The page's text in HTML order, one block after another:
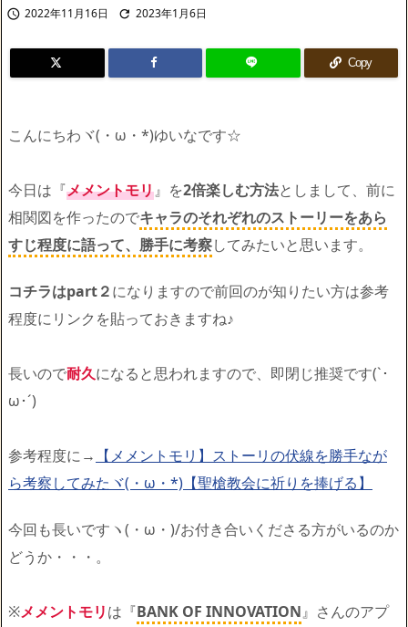
 2022年11月16日  2023年1月6日
Copy
こんにちわヾ(・ω・*)ゆいなです☆
今日は『メメントモリ』を2倍楽しむ方法としまして、前に
相関図を作ったのでキャラのそれぞれのストーリーをあら
すじ程度に語って、勝手に考察してみたいと思います。
コチラはpart２になりますので前回のが知りたい方は参考
程度にリンクを貼っておきますね♪
長いので耐久になると思われますので、即閉じ推奨です(`･
ω･´)ゞ
参考程度に→ 【メメントモリ】ストーリの伏線を勝手なが
ら考察してみたヾ(・ω・*)【聖槍教会に祈りを捧げる】
今回も長いですヽ(・ω・)/お付き合いくださる方がいるのか
どうか・・・。
※メメントモリは『BANK OF INNOVATION』さんのアプ